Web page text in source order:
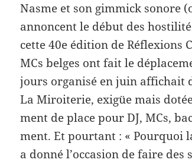
Nasme et son gim­mick sonore
annon­cent le début des
cette 40e édi­tion de Réflex­ions
MCs belges ont fait le
jours organ­isé en juin affichait
La Miroi­terie, exigüe mais
ment de place pour DJ, MCs,
ment. Et pour­tant : « Pourquoi
a donné l’occasion de faire